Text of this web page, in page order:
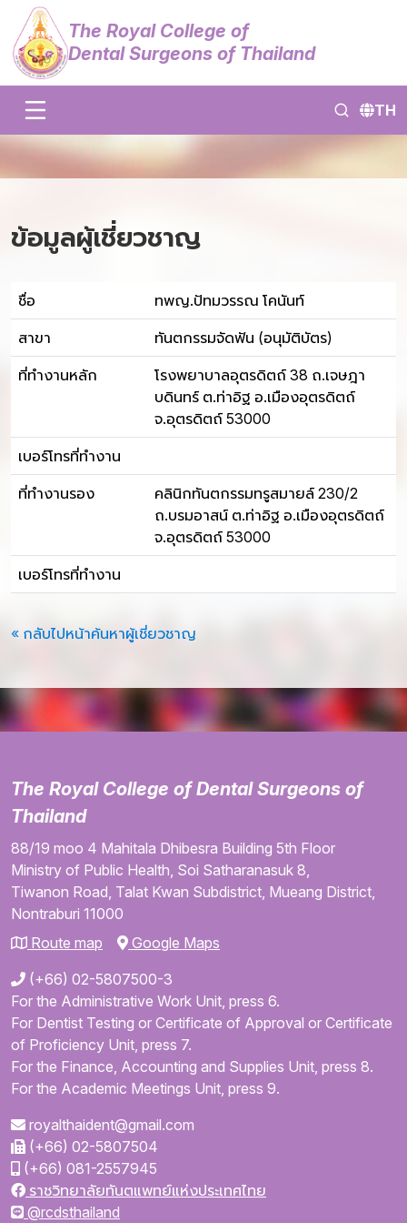
The Royal College of
Dental Surgeons of Thailand
TH
ข้อมูลผู้เชี่ยวชาญ
ชื่อ ทพญ.ปัทมวรรณ โคนันท์
สาขา ทันตกรรมจัดฟัน (อนุมัติบัตร)
ที่ทำงานหลัก
โรงพยาบาลอุตรดิตถ์ 38 ถ.เจษฎา
บดินทร์ ต.ท่าอิฐ อ.เมืองอุตรดิตถ์
จ.อุตรดิตถ์ 53000
เบอร์โทรที่ทำงาน
ที่ทำงานรอง
คลินิกทันตกรรมทรูสมายล์ 230/2
ถ.บรมอาสน์ ต.ท่าอิฐ อ.เมืองอุตรดิตถ์
จ.อุตรดิตถ์ 53000
เบอร์โทรที่ทำงาน
« กลับไปหน้าค้นหาผู้เชี่ยวชาญ
The Royal College of Dental Surgeons of
Thailand
88/19 moo 4 Mahitala Dhibesra Building 5th Floor
Ministry of Public Health, Soi Satharanasuk 8,
Tiwanon Road, Talat Kwan Subdistrict, Mueang District,
Nontraburi 11000
Route map
Google Maps
(+66) 02-5807500-3
For the Administrative Work Unit, press 6.
For Dentist Testing or Certificate of Approval or Certificate
of Proficiency Unit, press 7.
For the Finance, Accounting and Supplies Unit, press 8.
For the Academic Meetings Unit, press 9.
royalthaident@gmail.com
(+66) 02-5807504
(+66) 081-2557945
ราชวิทยาลัยทันตแพทย์แห่งประเทศไทย
@rcdsthailand